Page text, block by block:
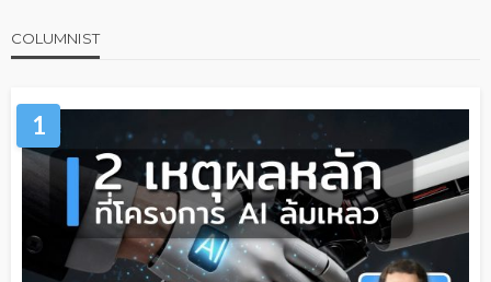
COLUMNIST
1